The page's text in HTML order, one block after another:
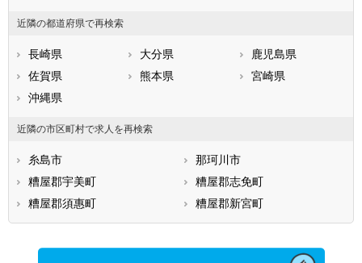
京都郡みやこ町
築上郡上毛町
築上郡築上町
近隣の都道府県で再検索
長崎県 大分県
鹿児島県
佐賀県
熊本県
宮崎県
沖縄県
近隣の市区町村で求人を再検索
糸島市
那珂川市
糟屋郡宇美町
糟屋郡志免町
糟屋郡須惠町
糟屋郡新宮町